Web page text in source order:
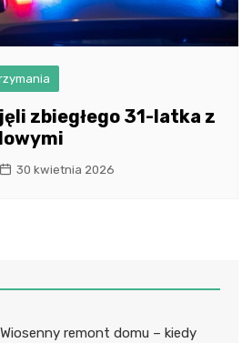
zbiegłego 31-latka z
30 kwietnia 2026
Wiosenny remont domu – kiedy